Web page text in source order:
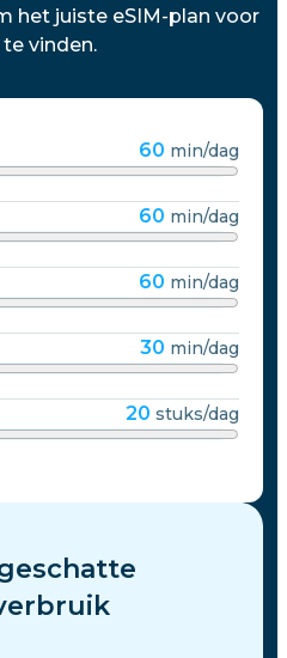
het juiste eSIM-plan voor
te vinden.
60 min/dag
60 min/dag
60 min/dag
30 min/dag
20 stuks/dag